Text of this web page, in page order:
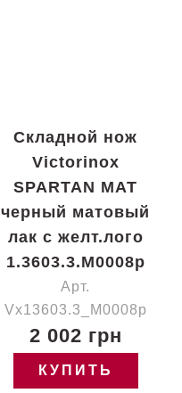
Складной нож
Victorinox
SPARTAN MAT
черный матовый
лак с желт.лого
1.3603.3.M0008p
Арт.
Vx13603.3_M0008p
2 002 грн
КУПИТЬ